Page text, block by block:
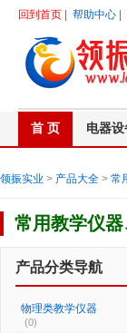
回到首页 帮助中心
首 页 电器设
领振实业 > 产品大全 > 常
常用教学仪
产品分类导航
物理类教学仪器
(0)